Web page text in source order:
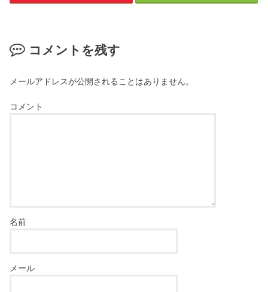
コメントを残す
メールアドレスが公開されることはありません。
コメント
名前
メール